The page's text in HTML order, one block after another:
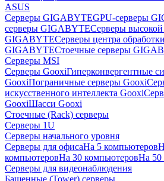
ASUS
Серверы GIGABYTEGPU-серверы
серверы GIGABYTEСерверы высокой
GIGABYTEСерверы центра
GIGABYTEСтоечные серверы
Серверы MSI
Серверы GooxiГиперконвергентные
GooxiПограничные серверы Gooxi
искусственного интеллекта Gooxi
GooxiШасси Gooxi
Стоечные (Rack) серверы
Серверы 1U
Серверы начального уровня
Серверы для офисаНа 5 компьютеров
компьютеровНа 30 компьютеровНа 50
Серверы для видеонаблюдения
Башенные (Tower) серверы